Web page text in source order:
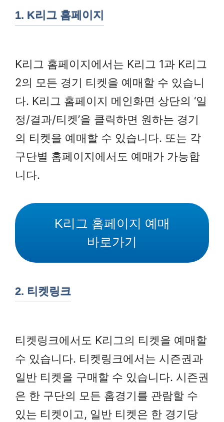
1. K리그 홈페이지
K리그 홈페이지에서는 K리그 1과 K리그
2의 모든 경기 티켓을 예매할 수 있습니
다. K리그 홈페이지 메인화면 상단의 ‘일
정/결과/티켓’을 클릭하면 원하는 경기
의 티켓을 예매할 수 있습니다. 또는 각
구단별 홈페이지에서도 예매가 가능합
니다.
K리그 홈페이지 예매
바로가기
2. 티켓링크
티켓링크에서도 K리그의 티켓을 예매할
수 있습니다. 티켓링크에서는 시즌권과
일반 티켓을 구매할 수 있습니다. 시즌권
은 한 구단의 모든 홈경기를 관람할 수
있는 티켓이고, 일반 티켓은 한 경기당